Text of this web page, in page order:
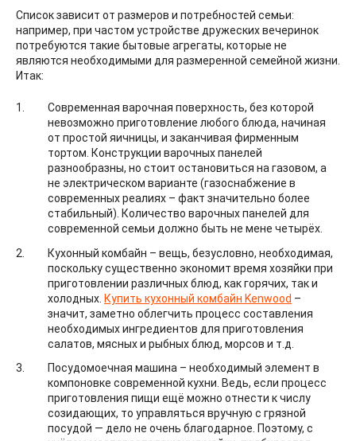
Список зависит от размеров и потребностей семьи:
например, при частом устройстве дружеских вечеринок
потребуются такие бытовые агрегаты, которые не
являются необходимыми для размеренной семейной жизни.
Итак:
Современная варочная поверхность, без которой
невозможно приготовление любого блюда, начиная
от простой яичницы, и заканчивая фирменным
тортом. Конструкции варочных панелей
разнообразны, но стоит остановиться на газовом, а
не электрическом варианте (газоснабжение в
современных реалиях – факт значительно более
стабильный). Количество варочных панелей для
современной семьи должно быть не мене четырёх.
Кухонный комбайн – вещь, безусловно, необходимая,
поскольку существенно экономит время хозяйки при
приготовлении различных блюд, как горячих, так и
холодных. Купить кухонный комбайн Kenwood –
значит, заметно облегчить процесс составления
необходимых ингредиентов для приготовления
салатов, мясных и рыбных блюд, морсов и т.д.
Посудомоечная машина – необходимый элемент в
компоновке современной кухни. Ведь, если процесс
приготовления пищи ещё можно отнести к числу
созидающих, то управляться вручную с грязной
посудой — дело не очень благодарное. Поэтому, с